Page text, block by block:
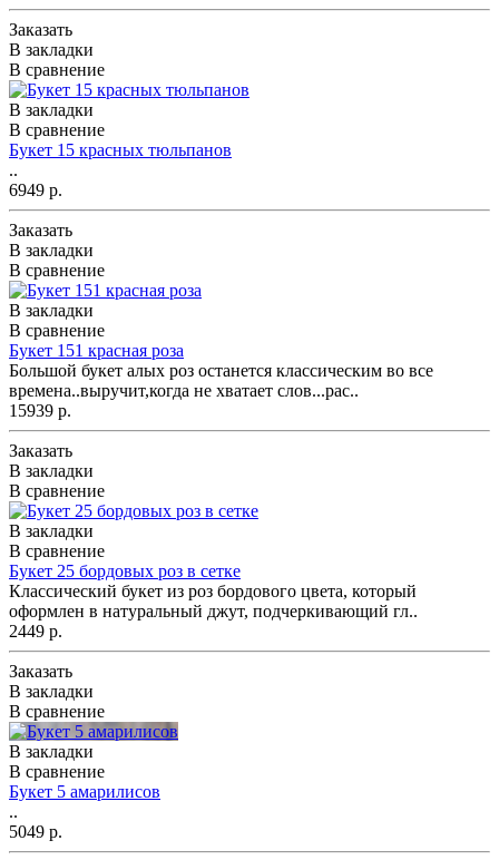
Заказать
В закладки
В сравнение
В закладки
В сравнение
Букет 15 красных тюльпанов
..
6949 р.
Заказать
В закладки
В сравнение
В закладки
В сравнение
Букет 151 красная роза
Большой букет алых роз останется классическим во все
времена..выручит,когда не хватает слов...рас..
15939 р.
Заказать
В закладки
В сравнение
В закладки
В сравнение
Букет 25 бордовых роз в сетке
Классический букет из роз бордового цвета, который
оформлен в натуральный джут, подчеркивающий гл..
2449 р.
Заказать
В закладки
В сравнение
В закладки
В сравнение
Букет 5 амарилисов
..
5049 р.